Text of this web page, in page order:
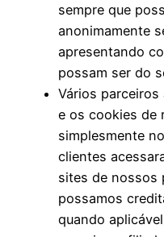
sempre que
anonimamente
apresentando
possam ser do
Vários
e os cookies de
simplesmente
clientes
sites de nossos
possamos
quando